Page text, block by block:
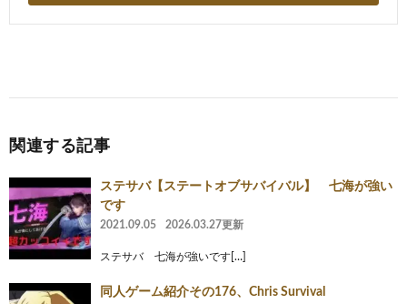
関連する記事
ステサバ【ステートオブサバイバル】 七海が強い
です
2021.09.05 2026.03.27更新
ステサバ 七海が強いです[…]
同人ゲーム紹介その176、Chris Survival